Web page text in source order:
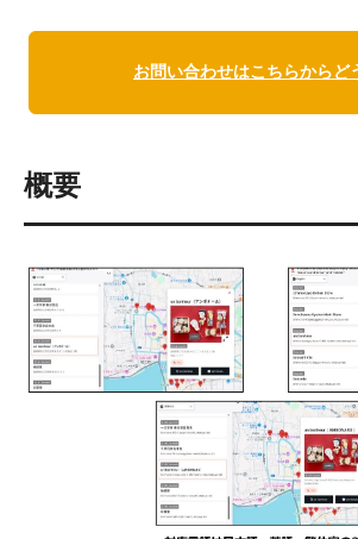
お問い合わせはこちらからど
概要